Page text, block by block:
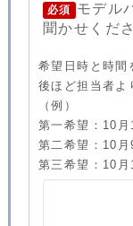
必須
モデル
聞かせくだ
希望日時と時間
後ほど担当者よ
（例）
第一希望：10月
第二希望：10月
第三希望：10